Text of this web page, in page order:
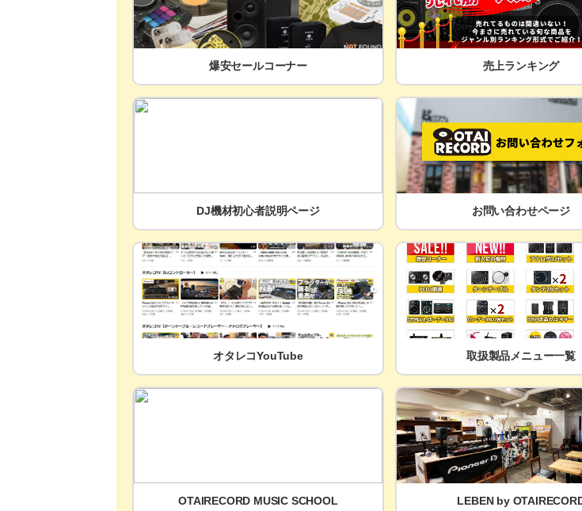
爆安セールコーナー 売上ランキング
DJ機材初心者説明ページ お問い合わせページ
オタレコYouTube 取扱製品メニュー一覧
OTAIRECORD MUSIC SCHOOL LEBEN by